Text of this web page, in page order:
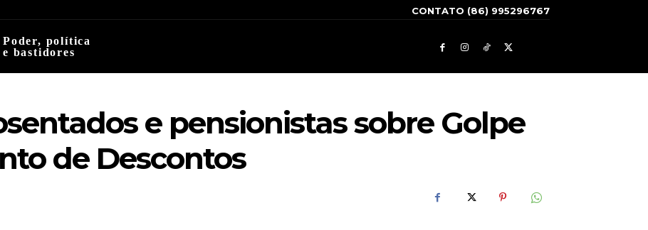
CONTATO (86) 995296767
Poder, política
e bastidores
e pensionistas sobre Golpe
de Descontos